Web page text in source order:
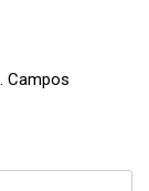
Campos